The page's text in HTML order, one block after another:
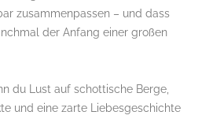
zusammenpassen – und dass
der Anfang einer großen
du Lust auf schottische Berge,
und eine zarte Liebesgeschichte